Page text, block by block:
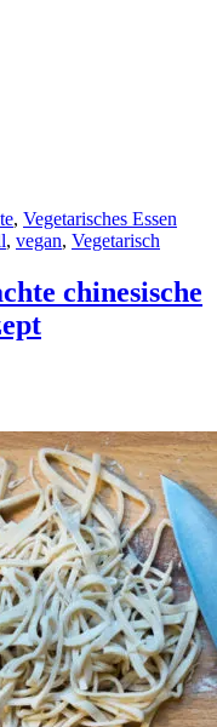
, Vegetarisches Essen
, vegan, Vegetarisch
chinesische